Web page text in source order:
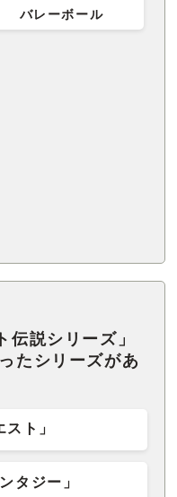
バレーボール
伝説シリーズ」
たシリーズがあ
スト」
タジー」